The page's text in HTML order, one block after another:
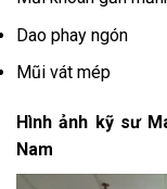
Dao phay ngón
Mũi vát mép
Hình ảnh kỹ sư
Nam